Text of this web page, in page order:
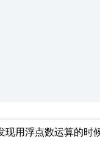
用浮点数运算的时